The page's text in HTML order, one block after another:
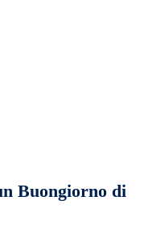
Buongiorno di